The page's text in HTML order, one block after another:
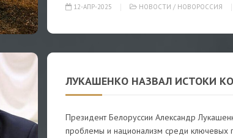
12-АПР-2025 НОВОСТИ / НОВОРОССИЯ
ЛУКАШЕНКО НАЗВАЛ ИСТОКИ
Президент Белоруссии Александр
проблемы и национализм среди ключевых